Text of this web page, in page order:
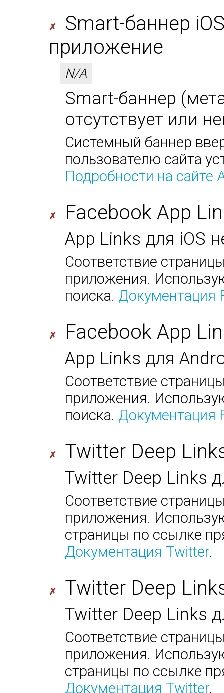
✗
Smart-баннер
приложение
N/A
Smart-баннер
отсутствует или
Системный баннер
пользователю сайта
Подробности на сайте
✗ Facebook App
App Links для iOS
Соответствие
приложения.
поиска. Документация
✗ Facebook App
App Links для
Соответствие
приложения.
поиска. Документация
✗ Twitter Deep
Twitter Deep Links
Соответствие
приложения.
страницы по ссылке
Документация Twitter.
✗ Twitter Deep
Twitter Deep Links
Соответствие
приложения.
страницы по ссылке
Документация Twitter.